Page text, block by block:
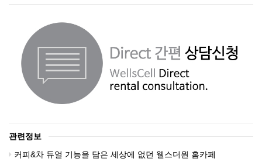
관련정보
커피&차 듀얼 기능을 담은 세상에 없던 웰스더원 홈카페